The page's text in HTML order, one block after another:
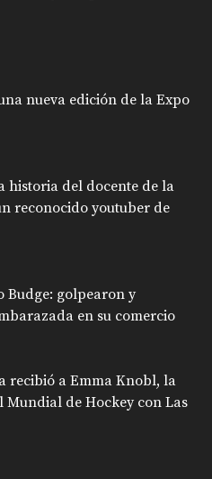
nueva edición de la Expo
historia del docente de la
reconocido youtuber de
Budge: golpearon y
en su comercio
recibió a Emma Knobl, la
Mundial de Hockey con Las